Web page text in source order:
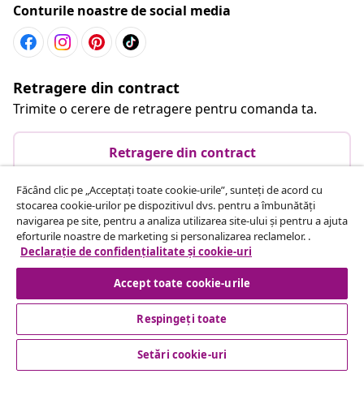
Conturile noastre de social media
Retragere din contract
Trimite o cerere de retragere pentru comanda ta.
Retragere din contract
Serviciu clienți
Business
Descoperă mai multe
Făcând clic pe „Acceptați toate cookie-urile”, sunteți de acord cu
stocarea cookie-urilor pe dispozitivul dvs. pentru a îmbunătăți
navigarea pe site, pentru a analiza utilizarea site-ului și pentru a ajuta
eforturile noastre de marketing si personalizarea reclamelor. .
Declarație de confidențialitate și cookie-uri
Accept toate cookie-urile
Respingeți toate
Setări cookie-uri